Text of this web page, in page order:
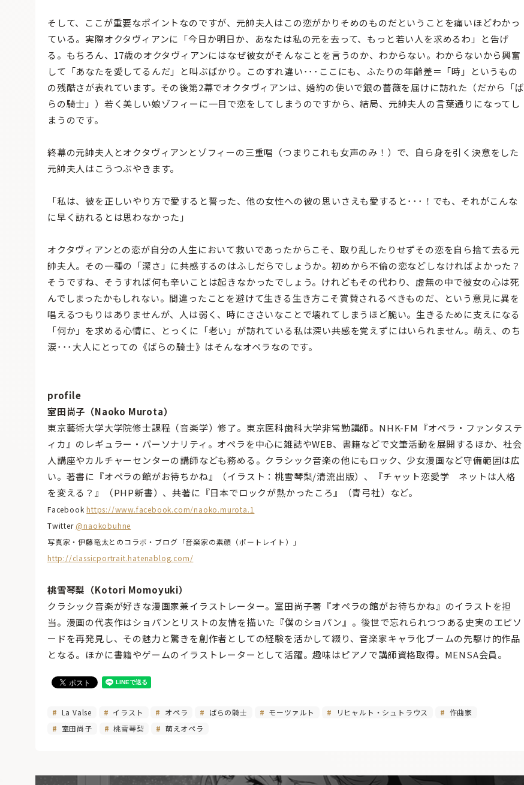
そして、ここが重要なポイントなのですが、元帥夫人はこの恋がかりそめのものだということを痛いほどわかっ
ている。実際オクタヴィアンに「今日か明日か、あなたは私の元を去って、もっと若い人を求めるわ」と告げ
る。もちろん、17歳のオクタヴィアンにはなぜ彼女がそんなことを言うのか、わからない。わからないから興奮
して「あなたを愛してるんだ」と叫ぶばかり。このすれ違い･･･ここにも、ふたりの年齢差＝「時」というもの
の残酷さが表れています。その後第2幕でオクタヴィアンは、婚約の使いで銀の薔薇を届けに訪れた（だから「ば
らの騎士」）若く美しい娘ゾフィーに一目で恋をしてしまうのですから、結局、元帥夫人の言葉通りになってし
まうのです。
終幕の元帥夫人とオクタヴィアンとゾフィーの三重唱（つまりこれも女声のみ！）で、自ら身を引く決意をした
元帥夫人はこうつぶやきます。
「私は、彼を正しいやり方で愛すると誓った、他の女性への彼の思いさえも愛すると･･･！でも、それがこんな
に早く訪れるとは思わなかった」
オクタヴィアンとの恋が自分の人生において救いであったからこそ、取り乱したりせずその恋を自ら捨て去る元
帥夫人。その一種の「潔さ」に共感するのはふしだらでしょうか。初めから不倫の恋などしなければよかった？
そうですね、そうすれば何も辛いことは起きなかったでしょう。けれどもその代わり、虚無の中で彼女の心は死
んでしまったかもしれない。間違ったことを避けて生きる生き方こそ賞賛されるべきものだ、という意見に異を
唱えるつもりはありませんが、人は弱く、時にささいなことで壊れてしまうほど脆い。生きるために支えになる
「何か」を求める心情に、とっくに「老い」が訪れている私は深い共感を覚えずにはいられません。萌え、のち
涙･･･大人にとっての《ばらの騎士》はそんなオペラなのです。
profile
室田尚子（Naoko Murota）
東京藝術大学大学院修士課程（音楽学）修了。東京医科歯科大学非常勤講師。NHK-FM『オペラ・ファンタステ
ィカ』のレギュラー・パーソナリティ。オペラを中心に雑誌やWEB、書籍などで文筆活動を展開するほか、社会
人講座やカルチャーセンターの講師なども務める。クラシック音楽の他にもロック、少女漫画など守備範囲は広
い。著書に『オペラの館がお待ちかね』（イラスト：桃雪琴梨/清流出版）、『チャット恋愛学 ネットは人格
を変える？』（PHP新書）、共著に『日本でロックが熱かったころ』（青弓社）など。
Facebookhttps://www.facebook.com/naoko.murota.1
Twitter @naokobuhne
写真家・伊藤竜太とのコラボ・ブログ「音楽家の素顔（ポートレイト）」
http://classicportrait.hatenablog.com/
桃雪琴梨（Kotori Momoyuki）
クラシック音楽が好きな漫画家兼イラストレーター。室田尚子著『オペラの館がお待ちかね』のイラストを担
当。漫画の代表作はショパンとリストの友情を描いた『僕のショパン』。後世で忘れられつつある史実のエピソ
ードを再発見し、その魅力と驚きを創作者としての経験を活かして綴り、音楽家キャラ化ブームの先駆け的作品
となる。ほかに書籍やゲームのイラストレーターとして活躍。趣味はピアノで講師資格取得。MENSA会員。
La Valse イラスト オペラ ばらの騎士 モーツァルト リヒャルト・シュトラウス
作曲家
室田尚子
桃雪琴梨 萌えオペラ